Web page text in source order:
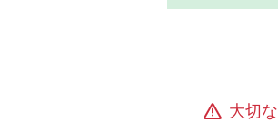
大切